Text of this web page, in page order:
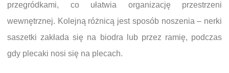
przegródkami, co ułatwia organizację przestrzeni
wewnętrznej. Kolejną różnicą jest sposób noszenia – nerki
saszetki zakłada się na biodra lub przez ramię, podczas
gdy plecaki nosi się na plecach.